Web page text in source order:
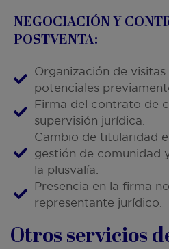
NEGOCIACIÓN Y
POSTVENTA:
Organización de
potenciales
Firma del contrato de
supervisión jurídica.
Cambio de titularidad
gestión de comunidad
la plusvalía.
Presencia en la firma
representante jurídico.
Otros servicios